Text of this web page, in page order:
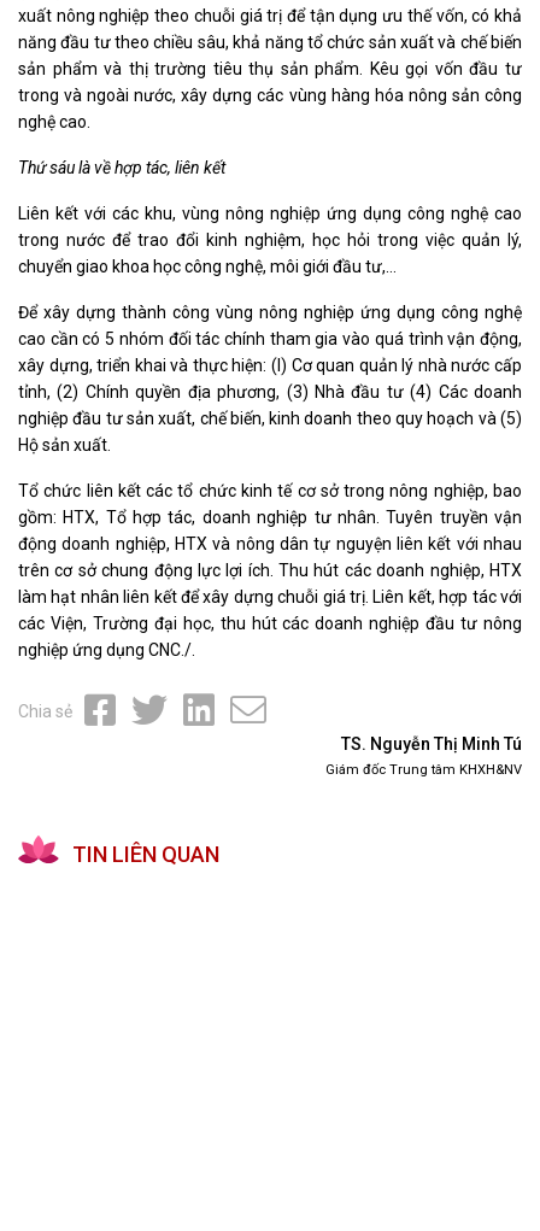
xuất nông nghiệp theo chuỗi giá trị để tận dụng ưu thế vốn, có khả
năng đầu tư theo chiều sâu, khả năng tổ chức sản xuất và chế biến
sản phẩm và thị trường tiêu thụ sản phẩm. Kêu gọi vốn đầu tư
trong và ngoài nước, xây dựng các vùng hàng hóa nông sản công
nghệ cao.
Thứ sáu là về hợp tác, liên kết
Liên kết với các khu, vùng nông nghiệp ứng dụng công nghệ cao
trong nước để trao đổi kinh nghiệm, học hỏi trong việc quản lý,
chuyển giao khoa học công nghệ, môi giới đầu tư,…
Để xây dựng thành công vùng nông nghiệp ứng dụng công nghệ
cao cần có 5 nhóm đối tác chính tham gia vào quá trình vận động,
xây dựng, triển khai và thực hiện: (l) Cơ quan quản lý nhà nước cấp
tỉnh, (2) Chính quyền địa phương, (3) Nhà đầu tư (4) Các doanh
nghiệp đầu tư sản xuất, chế biến, kinh doanh theo quy hoạch và (5)
Hộ sản xuất.
Tổ chức liên kết các tổ chức kinh tế cơ sở trong nông nghiệp, bao
gồm: HTX, Tổ hợp tác, doanh nghiệp tư nhân. Tuyên truyền vận
động doanh nghiệp, HTX và nông dân tự nguyện liên kết với nhau
trên cơ sở chung động lực lợi ích. Thu hút các doanh nghiệp, HTX
làm hạt nhân liên kết để xây dựng chuỗi giá trị. Liên kết, hợp tác với
các Viện, Trường đại học, thu hút các doanh nghiệp đầu tư nông
nghiệp ứng dụng CNC./.
Chia sẻ
TS. Nguyễn Thị Minh Tú
Giám đốc Trung tâm KHXH&NV
TIN LIÊN QUAN